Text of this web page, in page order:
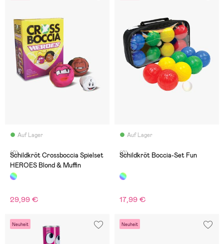
Auf Lager
(0)
Schildkröt Crossboccia Spielset
HEROES Blond & Muffin
29,99 €
Auf Lager
(0)
Schildkröt Boccia-Set Fun
17,99 €
Neuheit Neuheit